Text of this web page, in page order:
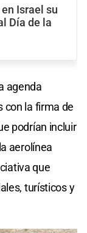
Israel su
Día de la
agenda
con la firma de
podrían incluir
aerolínea
que
turísticos y